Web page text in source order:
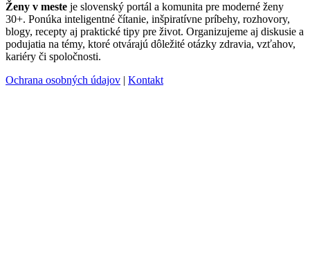
Ženy v meste je slovenský portál a komunita pre moderné ženy
30+. Ponúka inteligentné čítanie, inšpiratívne príbehy, rozhovory,
blogy, recepty aj praktické tipy pre život. Organizujeme aj diskusie a
podujatia na témy, ktoré otvárajú dôležité otázky zdravia, vzťahov,
kariéry či spoločnosti.
Ochrana osobných údajov | Kontakt